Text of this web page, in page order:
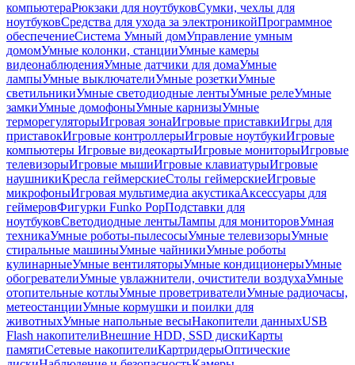
компьютераРюкзаки для ноутбуковСумки, чехлы для
ноутбуковСредства для ухода за электроникойПрограммное
обеспечениеСистема Умный домУправление умным
домомУмные колонки, станцииУмные камеры
видеонаблюденияУмные датчики для домаУмные
лампыУмные выключателиУмные розеткиУмные
светильникиУмные светодиодные лентыУмные релеУмные
замкиУмные домофоныУмные карнизыУмные
терморегуляторыИгровая зонаИгровые приставкиИгры для
приставокИгровые контроллерыИгровые ноутбукиИгровые
компьютеры Игровые видеокартыИгровые мониторыИгровые
телевизорыИгровые мышиИгровые клавиатурыИгровые
наушникиКресла геймерскиеСтолы геймерскиеИгровые
микрофоныИгровая мультимедиа акустикаАксессуары для
геймеровФигурки Funko PopПодставки для
ноутбуковСветодиодные лентыЛампы для мониторовУмная
техникаУмные роботы-пылесосыУмные телевизорыУмные
стиральные машиныУмные чайникиУмные роботы
кулинарныеУмные вентиляторыУмные кондиционерыУмные
обогревателиУмные увлажнители, очистители воздухаУмные
отопительные котлыУмные проветривателиУмные радиочасы,
метеостанцииУмные кормушки и поилки для
животныхУмные напольные весыНакопители данныхUSB
Flash накопителиВнешние HDD, SSD дискиКарты
памятиСетевые накопителиКартридерыОптические